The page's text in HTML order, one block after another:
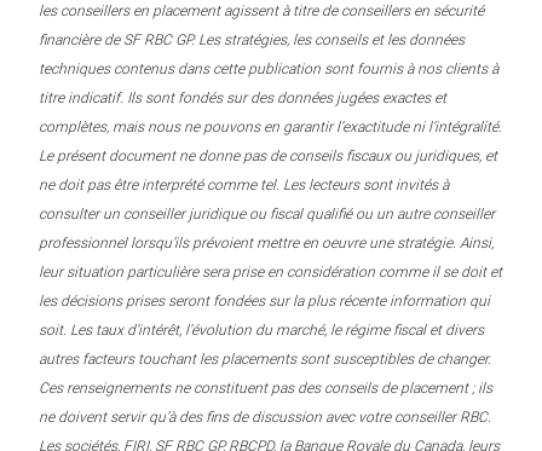
les conseillers en placement agissent à titre de conseillers en sécurité
financière de SF RBC GP. Les stratégies, les conseils et les données
techniques contenus dans cette publication sont fournis à nos clients à
titre indicatif. Ils sont fondés sur des données jugées exactes et
complètes, mais nous ne pouvons en garantir l’exactitude ni l’intégralité.
Le présent document ne donne pas de conseils fiscaux ou juridiques, et
ne doit pas être interprété comme tel. Les lecteurs sont invités à
consulter un conseiller juridique ou fiscal qualifié ou un autre conseiller
professionnel lorsqu’ils prévoient mettre en oeuvre une stratégie. Ainsi,
leur situation particulière sera prise en considération comme il se doit et
les décisions prises seront fondées sur la plus récente information qui
soit. Les taux d’intérêt, l’évolution du marché, le régime fiscal et divers
autres facteurs touchant les placements sont susceptibles de changer.
Ces renseignements ne constituent pas des conseils de placement ; ils
ne doivent servir qu’à des fins de discussion avec votre conseiller RBC.
Les sociétés, FIRI, SF RBC GP, RBCPD, la Banque Royale du Canada, leurs